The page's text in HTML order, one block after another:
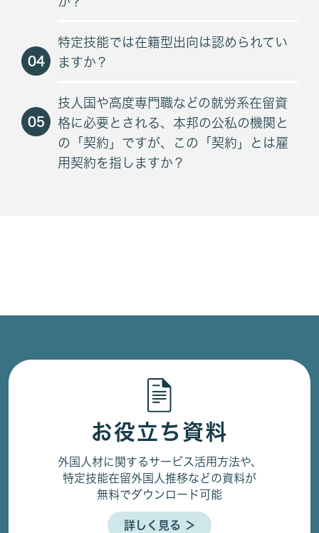
04
特定技能では在籍型出向は認められてい
ますか？
05
技人国や高度専門職などの就労系在留資
格に必要とされる、本邦の公私の機関と
の「契約」ですが、この「契約」とは雇
用契約を指しますか？
お役立ち資料
外国人材に関するサービス活用方法や、
特定技能在留外国人推移などの資料が
無料でダウンロード可能
詳しく見る ＞